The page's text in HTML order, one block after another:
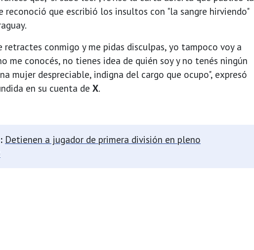
reconoció que escribió los insultos con "la sangre hirviendo"
conmigo y me pidas disculpas, yo tampoco voy a
me conocés, no tienes idea de quién soy y no tenés ningún
mujer despreciable, indigna del cargo que ocupo", expresó
en su cuenta de X.
Detienen a jugador de primera división en pleno